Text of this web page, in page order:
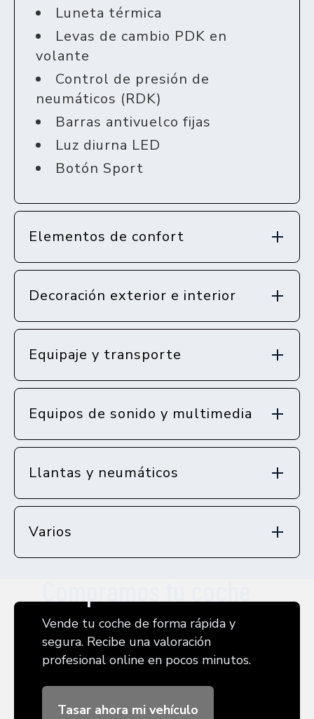
Luneta térmica
Levas de cambio PDK en
volante
Control de presión de
neumáticos (RDK)
Barras antivuelco fijas
Luz diurna LED
Botón Sport
Elementos de confort
Decoración exterior e interior
Equipaje y transporte
Equipos de sonido y multimedia
Llantas y neumáticos
Varios
Vende tu coche de forma rápida y
segura. Recibe una valoración
profesional online en pocos minutos.
Tasar ahora mi vehículo